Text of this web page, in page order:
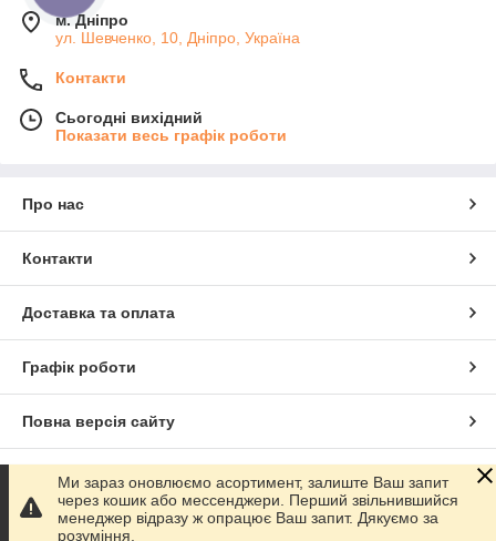
м. Дніпро
ул. Шевченко, 10, Дніпро, Україна
Контакти
Сьогодні вихідний
Показати весь графік роботи
Про нас
Контакти
Доставка та оплата
Графік роботи
Повна версія сайту
Сайт створено на маркетплейсіProm.ua
Політика конфіденційності
Ми зараз оновлюємо асортимент, залиште Ваш запит
через кошик або мессенджери. Перший звільнившийся
менеджер відразу ж опрацює Ваш запит. Дякуємо за
розуміння.